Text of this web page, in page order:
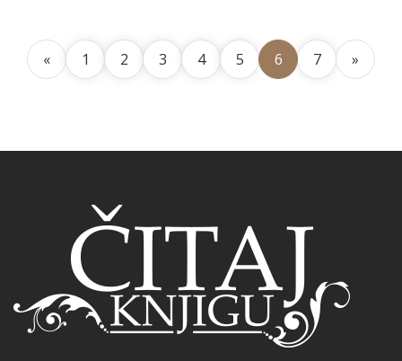
« 1 2 3 4 5 6 7 »